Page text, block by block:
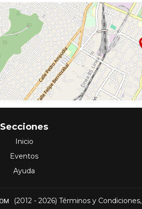
Secciones
Inicio
Eventos
Ayuda
(2012 - 2026) Términos y Condiciones,